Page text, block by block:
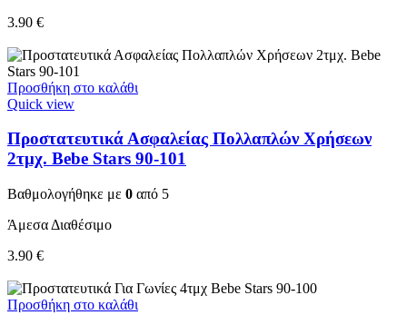
3.90 €
Προσθήκη στο καλάθι
Quick view
Προστατευτικά Ασφαλείας Πολλαπλών Χρήσεων
2τμχ. Bebe Stars 90-101
Βαθμολογήθηκε με 0 από 5
Άμεσα Διαθέσιμο
3.90 €
Προσθήκη στο καλάθι